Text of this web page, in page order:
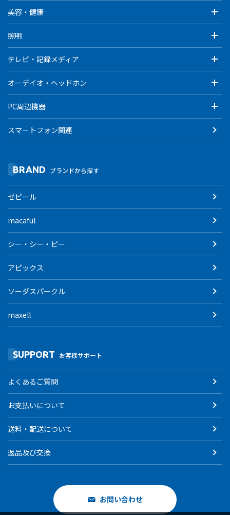
美容・健康
照明
テレビ・記録メディア
オーデイオ・ヘッドホン
PC周辺機器
スマートフォン関連
BRAND ブランドから探す
ゼピール
macaful
シー・シー・ピー
アピックス
ソーダスパークル
maxell
SUPPORT お客様サポート
よくあるご質問
お支払いについて
送料・配送について
返品及び交換
お問い合わせ